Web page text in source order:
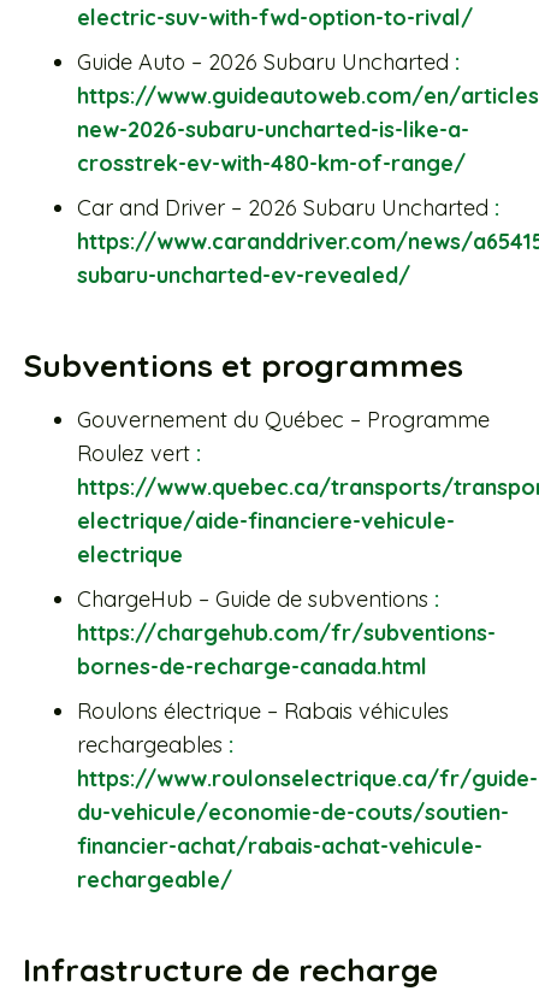
electric-suv-with-fwd-option-to-rival/
Guide Auto – 2026 Subaru Uncharted :
https://www.guideautoweb.com/en/
new-2026-subaru-uncharted-is-like-a-
crosstrek-ev-with-480-km-of-range/
Car and Driver – 2026 Subaru Uncharted :
https://www.caranddriver.com/news/
subaru-uncharted-ev-revealed/
Subventions et programmes
Gouvernement du Québec – Programme
Roulez vert :
https://www.quebec.ca/transports/
electrique/aide-financiere-vehicule-
electrique
ChargeHub – Guide de subventions :
https://chargehub.com/fr/subventions-
bornes-de-recharge-canada.html
Roulons électrique – Rabais véhicules
rechargeables :
https://www.roulonselectrique.ca/fr/guide-
du-vehicule/economie-de-couts/soutien-
financier-achat/rabais-achat-vehicule-
rechargeable/
Infrastructure de recharge